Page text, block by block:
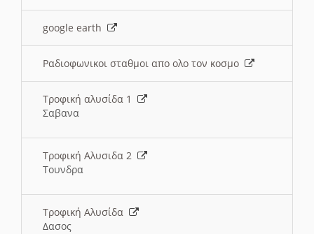
google earth
Ραδιοφωνικοι σταθμοι απο ολο τον κοσμο
Τροφική αλυσίδα 1
Σαβανα
Τροφική Αλυσιδα 2
Τουνδρα
Τροφική Αλυσίδα
Δασος